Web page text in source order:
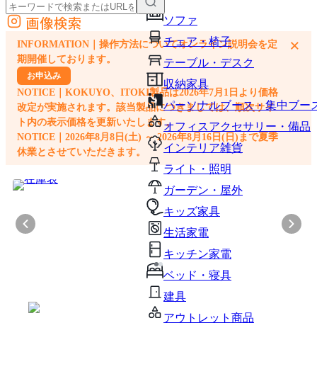
ソファ
チェア・椅子
テーブル・デスク
収納家具
パーソナルブース・集中ブー
オフィスアクセサリー・備品
インテリア雑貨
ライト・照明
ガーデン・屋外
キッズ家具
生活家電
キッチン家電
ベッド・寝具
建具
アウトレット商品
外部サイトの商品をカートに追加
他のサイトで見つけた商品ページのURLを貼り付けて、カートに追加できます
画像検索
INFORMATION｜操作方法についてオンライン説明会を定
期開催しております。
お申込み
NOTICE｜KOKUYO、ITOKI製品は2026年7月1日より価格
改定が実施されます。該当製品につきましては、順次サイ
ト内の表示価格を更新いたします。
NOTICE｜2026年8月8日(土) ～ 2026年8月16日(日)まで夏季
休業とさせていただきます。
×